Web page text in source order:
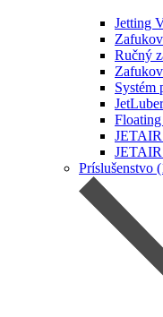
Jetting
Ručný
Systém
JetLuber
Príslušenstvo